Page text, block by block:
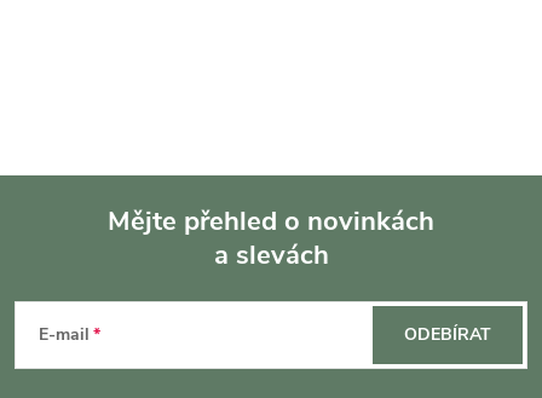
v
v
ý
Mějte přehled o novinkách
a slevách
E-mail ODEBÍRAT